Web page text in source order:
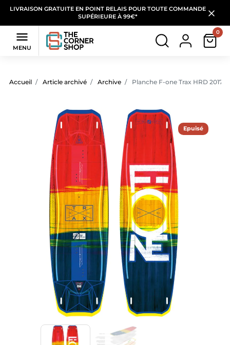
LIVRAISON GRATUITE EN POINT RELAIS POUR TOUTE COMMANDE
SUPÉRIEURE À 99€*

MENU
0
Accueil Article archivé Archive Planche F-one Trax HRD 2017,
Epuisé